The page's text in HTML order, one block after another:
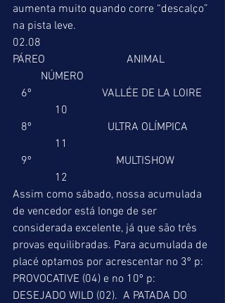
aumenta muito quando corre “descalço”
na pista leve.
02.08
PÁREO                             ANIMAL
          NÚMERO
               10
               11
               12
Assim como sábado, nossa acumulada
de vencedor está longe de ser
considerada excelente, já que são três
provas equilibradas. Para acumulada de
placé optamos por acrescentar no 3º p:
PROVOCATIVE (04) e no 10º p:
DESEJADO WILD (02).  A PATADA DO